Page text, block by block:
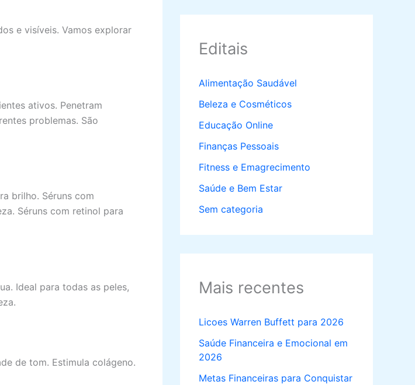
e visíveis. Vamos explorar
ativos. Penetram
problemas. São
brilho. Séruns com
Séruns com retinol para
Ideal para todas as peles,
de tom. Estimula colágeno.
Editais
Alimentação Saudável
Beleza e Cosméticos
Educação Online
Finanças Pessoais
Fitness e Emagrecimento
Saúde e Bem Estar
Sem categoria
Mais recentes
Licoes Warren Buffett para 2026
Saúde Financeira e Emocional em
2026
Metas Financeiras para Conquistar